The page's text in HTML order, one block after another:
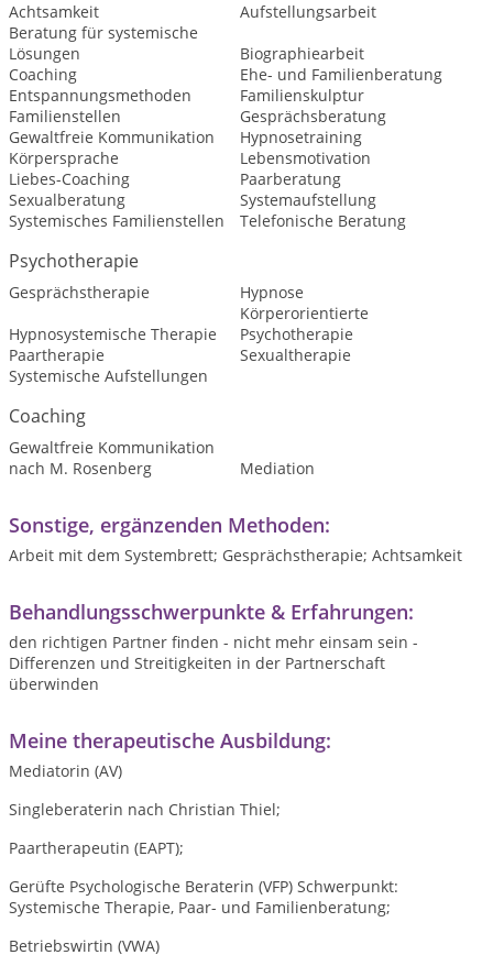
Achtsamkeit
Aufstellungsarbeit
Beratung für systemische
Lösungen
Biographiearbeit
Coaching
Ehe- und Familienberatung
Entspannungsmethoden
Familienskulptur
Familienstellen
Gesprächsberatung
Gewaltfreie Kommunikation
Hypnosetraining
Körpersprache
Lebensmotivation
Liebes-Coaching
Paarberatung
Sexualberatung
Systemaufstellung
Systemisches Familienstellen
Telefonische Beratung
Psychotherapie
Gesprächstherapie
Hypnose
Hypnosystemische Therapie
Körperorientierte
Psychotherapie
Paartherapie
Sexualtherapie
Systemische Aufstellungen
Coaching
Gewaltfreie Kommunikation
nach M. Rosenberg
Mediation
Sonstige, ergänzenden Methoden:
Arbeit mit dem Systembrett; Gesprächstherapie; Achtsamkeit
Behandlungsschwerpunkte & Erfahrungen:
den richtigen Partner finden - nicht mehr einsam sein -
Differenzen und Streitigkeiten in der Partnerschaft
überwinden
Meine therapeutische Ausbildung:
Mediatorin (AV)
Singleberaterin nach Christian Thiel;
Paartherapeutin (EAPT);
Gerüfte Psychologische Beraterin (VFP) Schwerpunkt:
Systemische Therapie, Paar- und Familienberatung;
Betriebswirtin (VWA)